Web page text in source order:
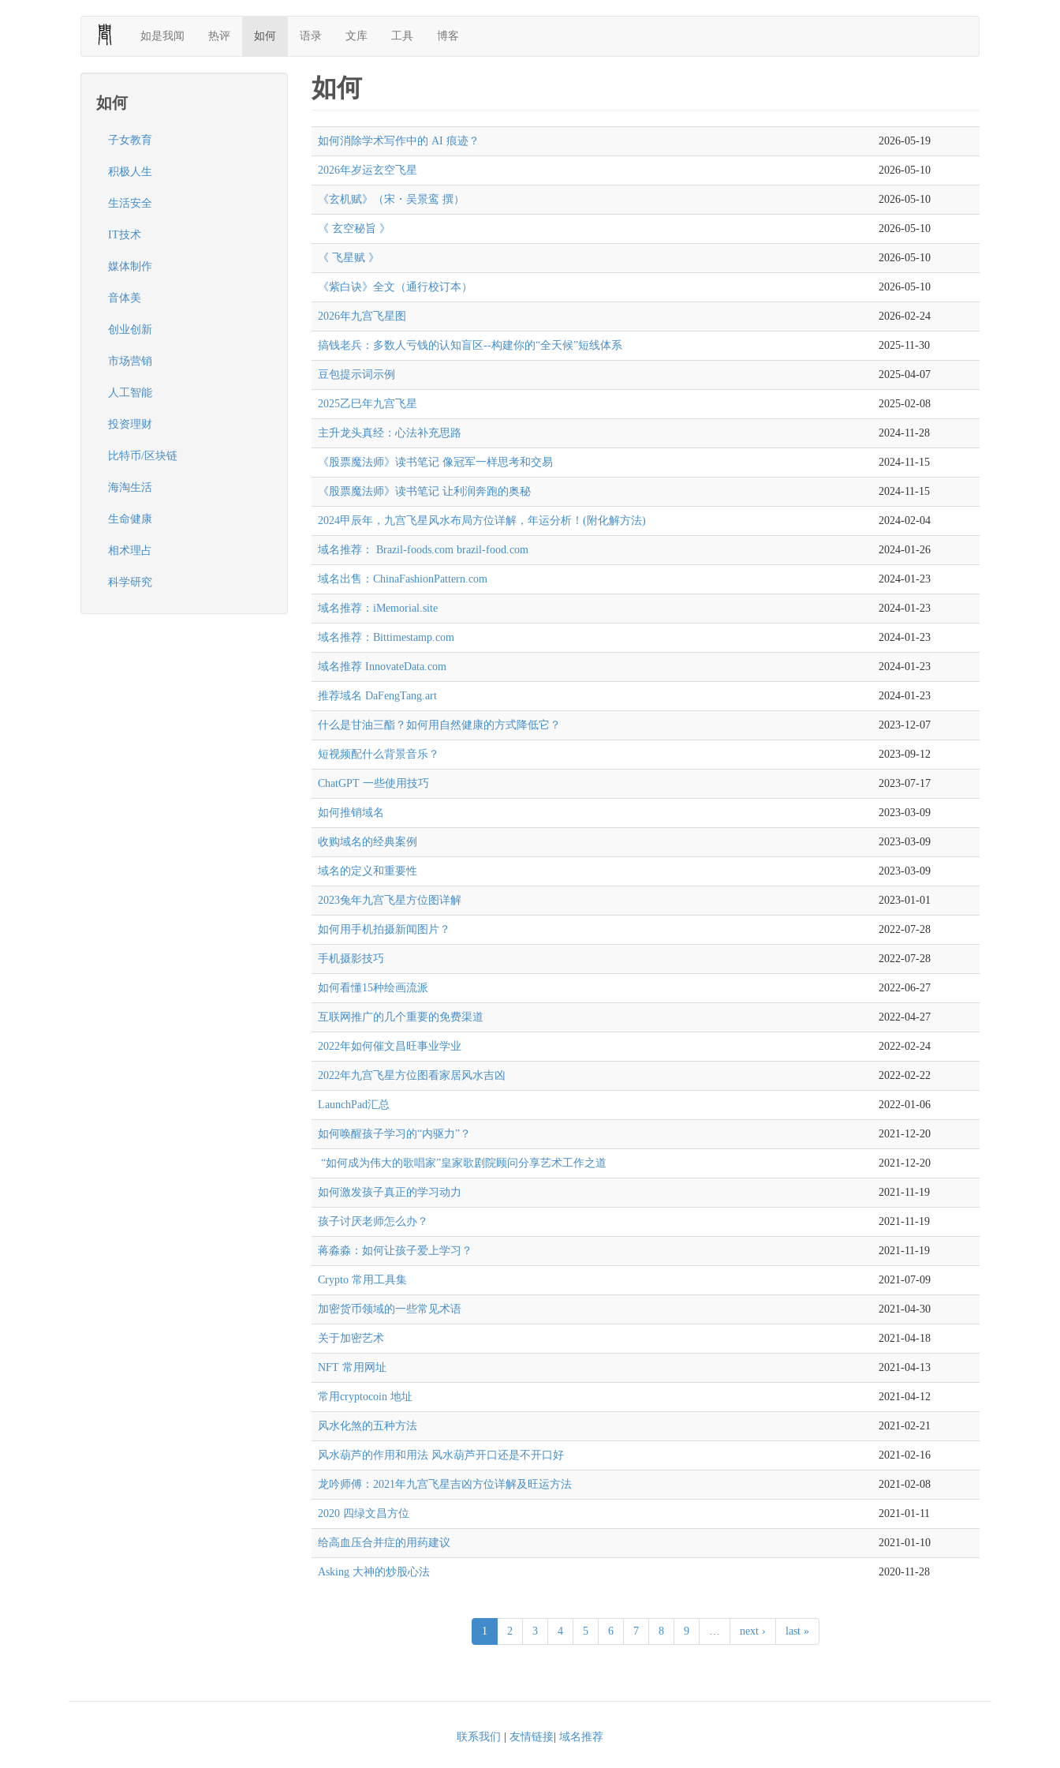
如是我闻 热评 如何 语录 文库 工具 博客
如何
子女教育
积极人生
生活安全
IT技术
媒体制作
音体美
创业创新
市场营销
人工智能
投资理财
比特币/区块链
海淘生活
生命健康
相术理占
科学研究
如何
如何消除学术写作中的 AI 痕迹？ 2026-05-19
2026年岁运玄空飞星 2026-05-10
《玄机赋》（宋・吴景鸾 撰） 2026-05-10
《 玄空秘旨 》 2026-05-10
《 飞星赋 》 2026-05-10
《紫白诀》全文（通行校订本） 2026-05-10
2026年九宫飞星图 2026-02-24
搞钱老兵：多数人亏钱的认知盲区--构建你的“全天候”短线体系 2025-11-30
豆包提示词示例 2025-04-07
2025乙巳年九宫飞星 2025-02-08
主升龙头真经：心法补充思路 2024-11-28
《股票魔法师》读书笔记 像冠军一样思考和交易 2024-11-15
《股票魔法师》读书笔记 让利润奔跑的奥秘 2024-11-15
2024甲辰年，九宫飞星风水布局方位详解，年运分析！(附化解方法) 2024-02-04
域名推荐： Brazil-foods.com brazil-food.com 2024-01-26
域名出售：ChinaFashionPattern.com 2024-01-23
域名推荐：iMemorial.site 2024-01-23
域名推荐：Bittimestamp.com 2024-01-23
域名推荐 InnovateData.com 2024-01-23
推荐域名 DaFengTang.art 2024-01-23
什么是甘油三酯？如何用自然健康的方式降低它？ 2023-12-07
短视频配什么背景音乐？ 2023-09-12
ChatGPT 一些使用技巧 2023-07-17
如何推销域名 2023-03-09
收购域名的经典案例 2023-03-09
域名的定义和重要性 2023-03-09
2023兔年九宫飞星方位图详解 2023-01-01
如何用手机拍摄新闻图片？ 2022-07-28
手机摄影技巧 2022-07-28
如何看懂15种绘画流派 2022-06-27
互联网推广的几个重要的免费渠道 2022-04-27
2022年如何催文昌旺事业学业 2022-02-24
2022年九宫飞星方位图看家居风水吉凶 2022-02-22
LaunchPad汇总 2022-01-06
如何唤醒孩子学习的“内驱力”？ 2021-12-20
“如何成为伟大的歌唱家”皇家歌剧院顾问分享艺术工作之道 2021-12-20
如何激发孩子真正的学习动力 2021-11-19
孩子讨厌老师怎么办？ 2021-11-19
蒋淼淼：如何让孩子爱上学习？ 2021-11-19
Crypto 常用工具集 2021-07-09
加密货币领域的一些常见术语 2021-04-30
关于加密艺术 2021-04-18
NFT 常用网址 2021-04-13
常用cryptocoin 地址 2021-04-12
风水化煞的五种方法 2021-02-21
风水葫芦的作用和用法 风水葫芦开口还是不开口好 2021-02-16
龙吟师傅：2021年九宫飞星吉凶方位详解及旺运方法 2021-02-08
2020 四绿文昌方位 2021-01-11
给高血压合并症的用药建议 2021-01-10
Asking 大神的炒股心法 2020-11-28
1 2 3 4 5 6 7 8 9 … next › last »
联系我们 友情链接 域名推荐